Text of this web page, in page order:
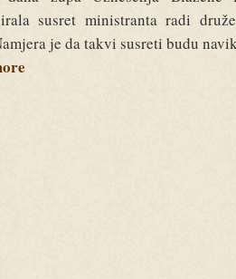
susret ministranta radi
je da takvi susreti budu